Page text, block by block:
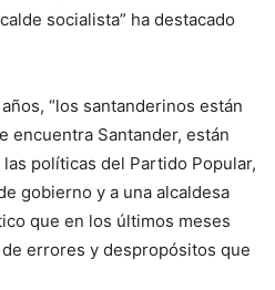
socialista” ha destacado
“los santanderinos están
encuentra Santander, están
políticas del Partido Popular,
gobierno y a una alcaldesa
que en los últimos meses
errores y despropósitos que